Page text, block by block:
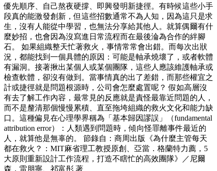
優先順序、自己熬夜硬撐、即興發明新捷徑。有時候這些小手
段真的能激發創新，但這些招數通常不為人知，因為這只是求
生，沒有人能從中學習，也無法分享給其他人。就算偶爾有什
麼妙招，也會因為沒寫進日常流程而在最後淪為合作的絆腳
石。 如果組織整天忙著救火，事情常常會出錯。而每次出狀
況，都能找到一個具體的原因：可能是軸承燒壞了，或者軟體
有漏洞。接著揪出某個人或某個團隊，這些人應該維護軸承或
檢查軟體，卻沒有做到。當事情真的出了差錯，而那些權宜之
計或捷徑就是問題根源時，公司會怎麼處置呢？ 假如高層沒
有去了解工作內容，最常見的反應就是責怪最靠近問題的人，
而不是釐清那個慢慢累積、直至拖垮組織的救火文化和能力缺
口。這種偏見在心理學界稱為「基本歸因謬誤」（fundamental
attribution error）：人類遇到問題時，傾向怪罪離事件最近的
人，就算他是無辜的。 節錄自：商周出版《為什麼主管每天
都在救火？：MIT麻省理工教授原創、亞當．格蘭特力薦，5
大原則重新設計工作流程，打造不瞎忙的高效團隊》／尼爾
森．雷朋寧、祁富彤 著